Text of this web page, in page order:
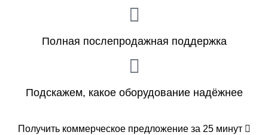
Полная послепродажная поддержка
Подскажем, какое оборудование надёжнее
Получить коммерческое предложение за 25 минут